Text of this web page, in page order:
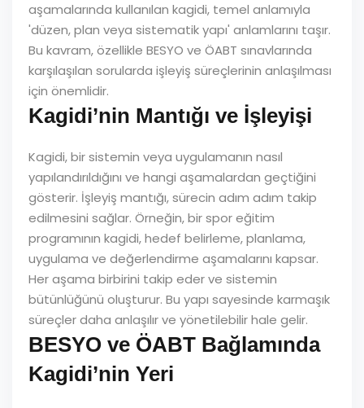
aşamalarında kullanılan kagidi, temel anlamıyla
'düzen, plan veya sistematik yapı' anlamlarını taşır.
Bu kavram, özellikle BESYO ve ÖABT sınavlarında
karşılaşılan sorularda işleyiş süreçlerinin anlaşılması
için önemlidir.
Kagidi’nin Mantığı ve İşleyişi
Kagidi, bir sistemin veya uygulamanın nasıl
yapılandırıldığını ve hangi aşamalardan geçtiğini
gösterir. İşleyiş mantığı, sürecin adım adım takip
edilmesini sağlar. Örneğin, bir spor eğitim
programının kagidi, hedef belirleme, planlama,
uygulama ve değerlendirme aşamalarını kapsar.
Her aşama birbirini takip eder ve sistemin
bütünlüğünü oluşturur. Bu yapı sayesinde karmaşık
süreçler daha anlaşılır ve yönetilebilir hale gelir.
BESYO ve ÖABT Bağlamında
Kagidi’nin Yeri